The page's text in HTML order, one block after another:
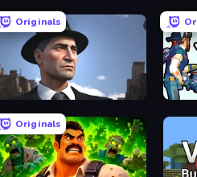
Originals
Downtown 1930s Mafia
Originals